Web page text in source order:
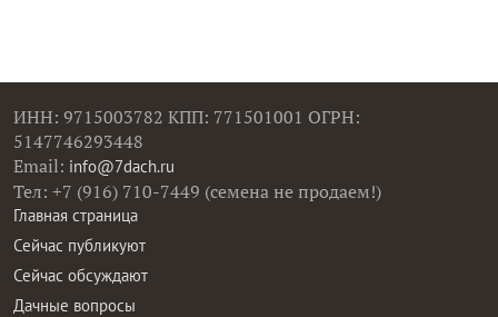
ИНН: 9715003782 КПП: 771501001 ОГРН:
5147746293448
Email: info@7dach.ru
Тел: +7 (916) 710-7449 (семена не продаем!)
Главная страница
Сейчас публикуют
Сейчас обсуждают
Дачные вопросы